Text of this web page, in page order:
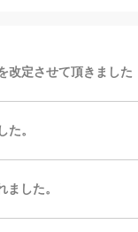
改定させて頂きました
。
した。